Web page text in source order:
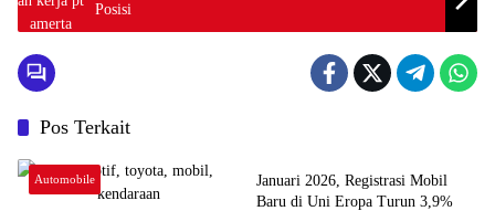
Posisi
Pos Terkait
Automobile
Januari 2026, Registrasi Mobil
Baru di Uni Eropa Turun 3,9%